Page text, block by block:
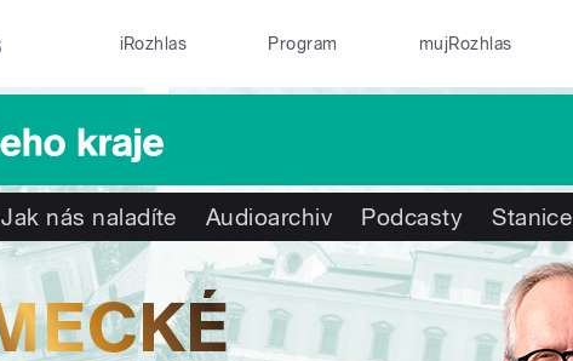
iRozhlas Program mujRozhlas
Jak nás naladíte Audioarchiv Podcasty Stanice